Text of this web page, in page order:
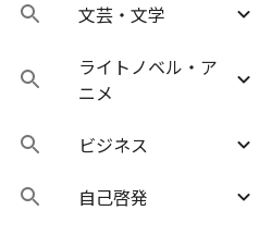
文芸・文学
ライトノベル・ア
ニメ
ビジネス
自己啓発